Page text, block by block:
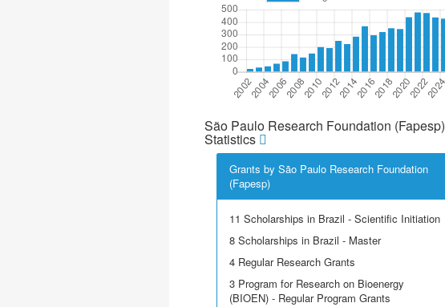
São Paulo Research Foundation (Fapesp)
Statistics
Grants by São Paulo Research Foundation
(Fapesp)
11 Scholarships in Brazil - Scientific Initiation
8 Scholarships in Brazil - Master
4 Regular Research Grants
3 Program for Research on Bioenergy
(BIOEN) - Regular Program Grants